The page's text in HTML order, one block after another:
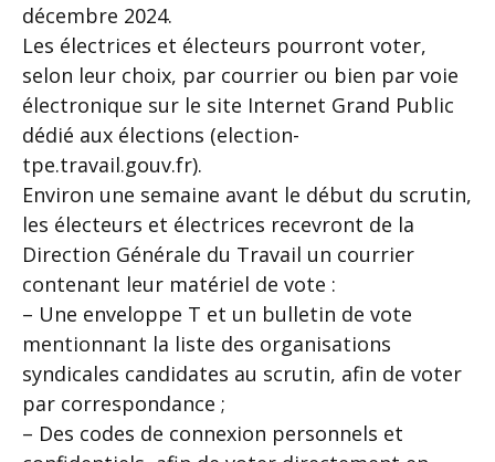
décembre 2024.
Les électrices et électeurs pourront voter,
selon leur choix, par courrier ou bien par voie
électronique sur le site Internet Grand Public
dédié aux élections (election-
tpe.travail.gouv.fr).
Environ une semaine avant le début du scrutin,
les électeurs et électrices recevront de la
Direction Générale du Travail un courrier
contenant leur matériel de vote :
– Une enveloppe T et un bulletin de vote
mentionnant la liste des organisations
syndicales candidates au scrutin, afin de voter
par correspondance ;
– Des codes de connexion personnels et